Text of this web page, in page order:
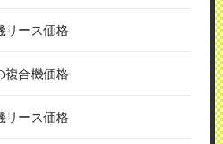
リース価格
複合機価格
リース価格